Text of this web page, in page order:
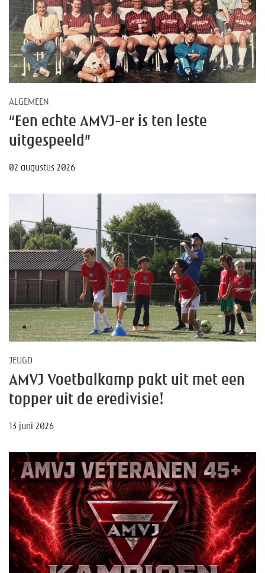
ALGEMEEN
“Een echte AMVJ-er is ten leste
uitgespeeld”
02 augustus 2026
JEUGD
AMVJ Voetbalkamp pakt uit met een
topper uit de eredivisie!
13 juni 2026